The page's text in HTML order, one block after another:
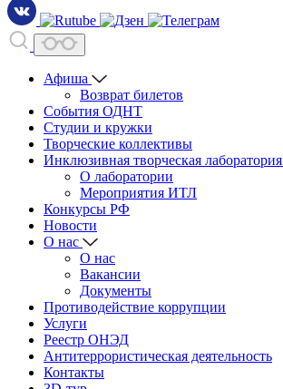
Афиша
Возврат билетов
События ОДНТ
Студии и кружки
Творческие коллективы
Инклюзивная творческая лаборатория
О лаборатории
Мероприятия ИТЛ
Конкурсы РФ
Новости
О нас
О нас
Вакансии
Документы
Противодействие коррупции
Услуги
Реестр ОНЭД
Антитеррористическая деятельность
Контакты